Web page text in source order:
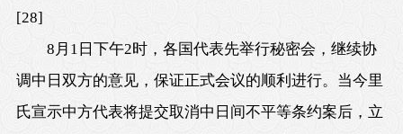
[28]
8月1日 下午2时，各国代表先举行秘密会，继续协
调中日双方的意见，保证正式会议的顺利进行。当今里
氏宣示中方代表将提交取消中日间不平等条约案后，立